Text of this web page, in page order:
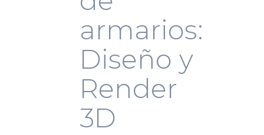
armarios:
Diseño y
Render
3D